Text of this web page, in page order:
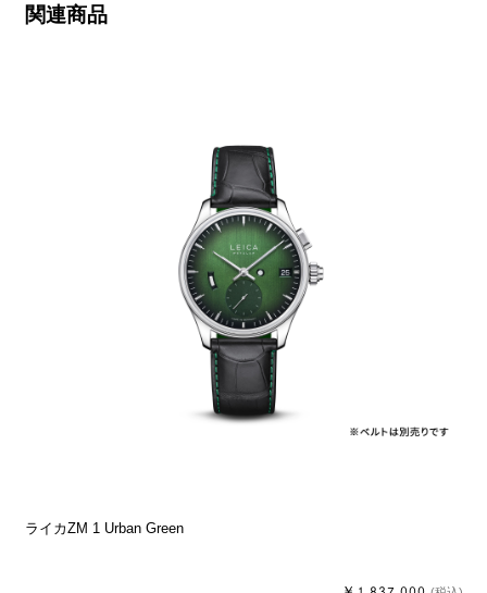
関連商品
ライカZM 1 Urban Green